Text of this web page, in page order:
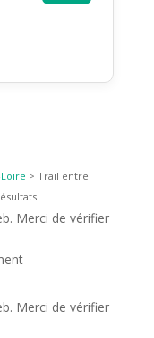
> Trail entre
Merci de vérifier
Merci de vérifier